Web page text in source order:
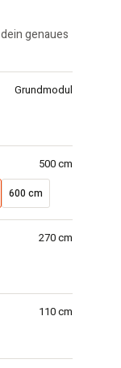
genaues
Grundmodul
500 cm
600 cm
270 cm
110 cm